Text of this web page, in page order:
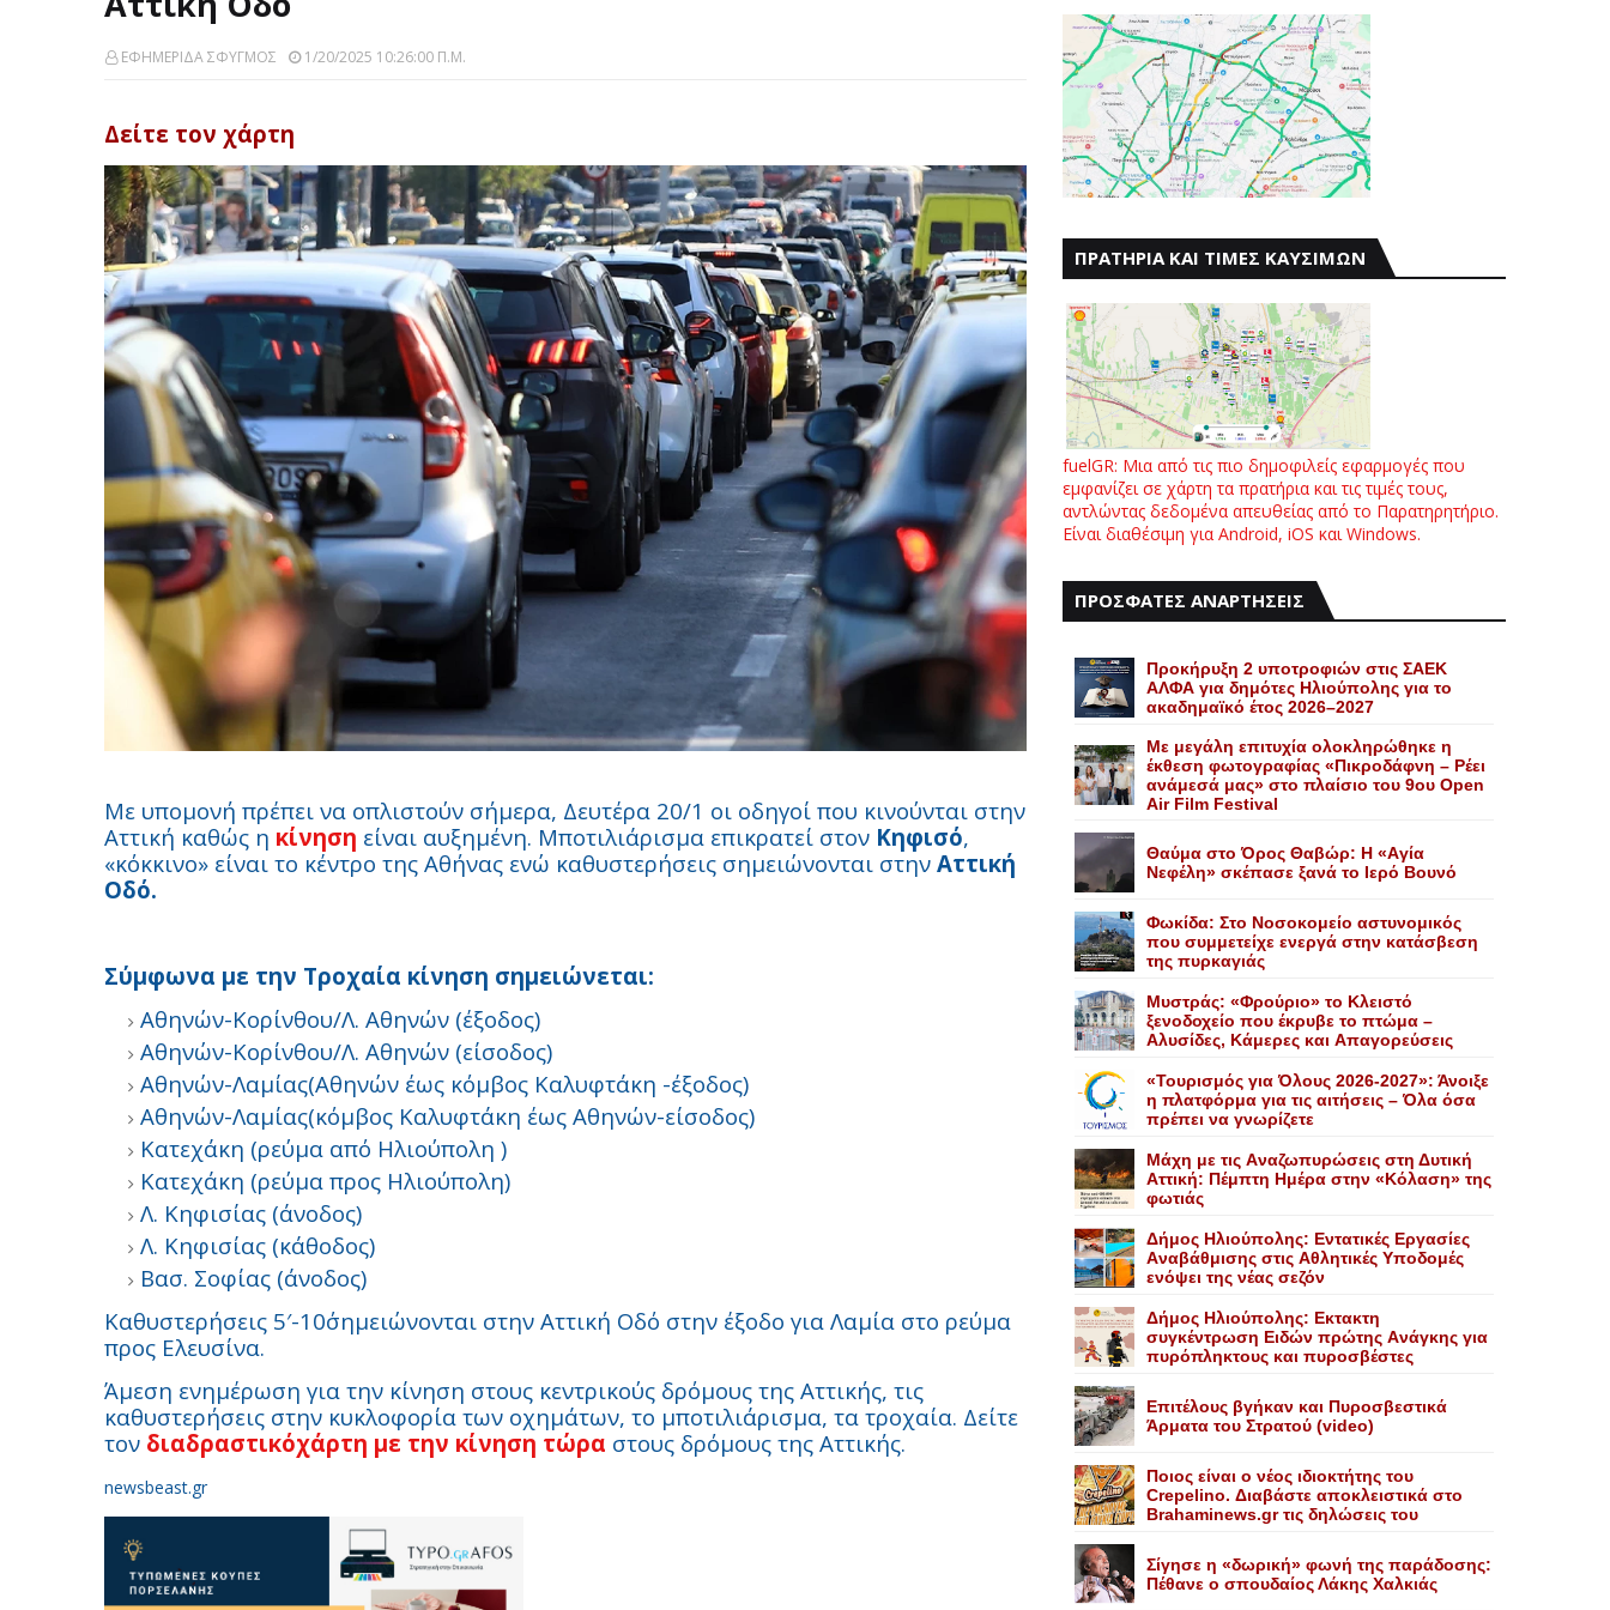
ΕΦΗΜΕΡΙΔΑ ΣΦΥΓΜΟΣ 1/20/2025 10:26:00 Π.μ.
Δείτε τον χάρτη
Με υπομονή πρέπει να οπλιστούν σήμερα, Δευτέρα 20/1 οι οδηγοί που κινούνται στην
Αττική καθώς η κίνηση είναι αυξημένη. Μποτιλιάρισμα επικρατεί στον Κηφισό,
«κόκκινο» είναι το κέντρο της Αθήνας ενώ καθυστερήσεις σημειώνονται στην Αττική
Οδό.
Σύμφωνα με την Τροχαία κίνηση σημειώνεται:
Αθηνών-Κορίνθου/Λ. Αθηνών (έξοδος)
Αθηνών-Κορίνθου/Λ. Αθηνών (είσοδος)
Αθηνών-Λαμίας(Αθηνών έως κόμβος Καλυφτάκη -έξοδος)
Αθηνών-Λαμίας(κόμβος Καλυφτάκη έως Αθηνών-είσοδος)
Κατεχάκη (ρεύμα από Ηλιούπολη )
Κατεχάκη (ρεύμα προς Ηλιούπολη)
Λ. Κηφισίας (άνοδος)
Λ. Κηφισίας (κάθοδος)
Βασ. Σοφίας (άνοδος)
Καθυστερήσεις 5′-10΄σημειώνονται στην Αττική Οδό στην έξοδο για Λαμία στο ρεύμα
προς Ελευσίνα.
Άμεση ενημέρωση για την κίνηση στους κεντρικούς δρόμους της Αττικής, τις
καθυστερήσεις στην κυκλοφορία των οχημάτων, το μποτιλιάρισμα, τα τροχαία. Δείτε
τον διαδραστικόχάρτη με την κίνηση τώρα στους δρόμους της Αττικής.
newsbeast.gr
ΠΡΑΤΗΡΙΑ ΚΑΙ ΤΙΜΕΣ ΚΑΥΣΙΜΩΝ
fuelGR: Μια από τις πιο δημοφιλείς εφαρμογές που
εμφανίζει σε χάρτη τα πρατήρια και τις τιμές τους,
αντλώντας δεδομένα απευθείας από το Παρατηρητήριο.
Είναι διαθέσιμη για Android, iOS και Windows.
ΠΡΟΣΦΑΤΕΣ ΑΝΑΡΤΗΣΕΙΣ
Προκήρυξη 2 υποτροφιών στις ΣΑΕΚ
ΑΛΦΑ για δημότες Ηλιούπολης για το
ακαδημαϊκό έτος 2026–2027
Με μεγάλη επιτυχία ολοκληρώθηκε η
έκθεση φωτογραφίας «Πικροδάφνη – Ρέει
ανάμεσά μας» στο πλαίσιο του 9ου Open
Air Film Festival
Θαύμα στο Όρος Θαβώρ: H «Aγία
Nεφέλη» σκέπασε ξανά το Iερό Bουνό
Φωκίδα: Στο Νοσοκομείο αστυνομικός
που συμμετείχε ενεργά στην κατάσβεση
της πυρκαγιάς
Mυστράς: «Φρούριο» το Kλειστό
ξενοδοχείο που έκρυβε το πτώμα –
Aλυσίδες, Kάμερες και Aπαγορεύσεις
«Τουρισμός για Όλους 2026-2027»: Άνοιξε
η πλατφόρμα για τις αιτήσεις – Όλα όσα
πρέπει να γνωρίζετε
Mάχη με τις Aναζωπυρώσεις στη Δυτική
Aττική: Πέμπτη Hμέρα στην «Kόλαση» της
φωτιάς
Δήμος Ηλιούπολης: Eντατικές Eργασίες
Aναβάθμισης στις Aθλητικές Yποδομές
ενόψει της νέας σεζόν
Δήμος Ηλιούπολης: Eκτακτη
συγκέντρωση Eιδών πρώτης Aνάγκης για
πυρόπληκτους και πυροσβέστες
Επιτέλους βγήκαν και Πυροσβεστικά
Άρματα του Στρατού (video)
Ποιος είναι ο νέος ιδιοκτήτης του
Crepelino. Διαβάστε αποκλειστικά στο
Brahaminews.gr τις δηλώσεις του
Σίγησε η «δωρική» φωνή της παράδοσης:
Πέθανε o σπουδαίος Λάκης Xαλκιάς